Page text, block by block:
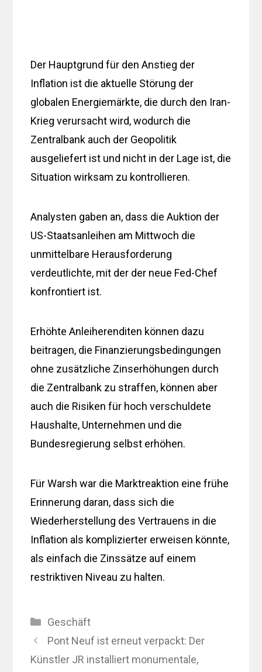
Der Hauptgrund für den Anstieg der
Inflation ist die aktuelle Störung der
globalen Energiemärkte, die durch den Iran-
Krieg verursacht wird, wodurch die
Zentralbank auch der Geopolitik
ausgeliefert ist und nicht in der Lage ist, die
Situation wirksam zu kontrollieren.
Analysten gaben an, dass die Auktion der
US-Staatsanleihen am Mittwoch die
unmittelbare Herausforderung
verdeutlichte, mit der der neue Fed-Chef
konfrontiert ist.
Erhöhte Anleiherenditen können dazu
beitragen, die Finanzierungsbedingungen
ohne zusätzliche Zinserhöhungen durch
die Zentralbank zu straffen, können aber
auch die Risiken für hoch verschuldete
Haushalte, Unternehmen und die
Bundesregierung selbst erhöhen.
Für Warsh war die Marktreaktion eine frühe
Erinnerung daran, dass sich die
Wiederherstellung des Vertrauens in die
Inflation als komplizierter erweisen könnte,
als einfach die Zinssätze auf einem
restriktiven Niveau zu halten.
Kategorien
Geschäft
Pont Neuf ist erneut verpackt: Der
Künstler JR installiert monumentale,